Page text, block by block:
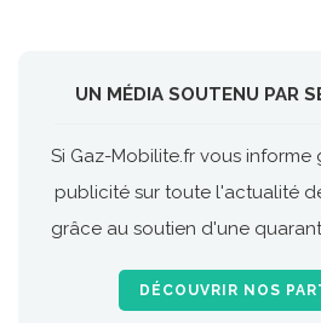
UN MÉDIA SOUTENU PAR
Si Gaz-Mobilite.fr vous informe
publicité sur toute l'actualité
grâce au soutien d'une
DÉCOUVRIR NOS